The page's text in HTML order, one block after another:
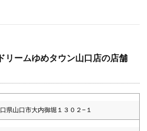
リームゆめタウン山口店の店舗
県山口市大内御堀１３０２−１